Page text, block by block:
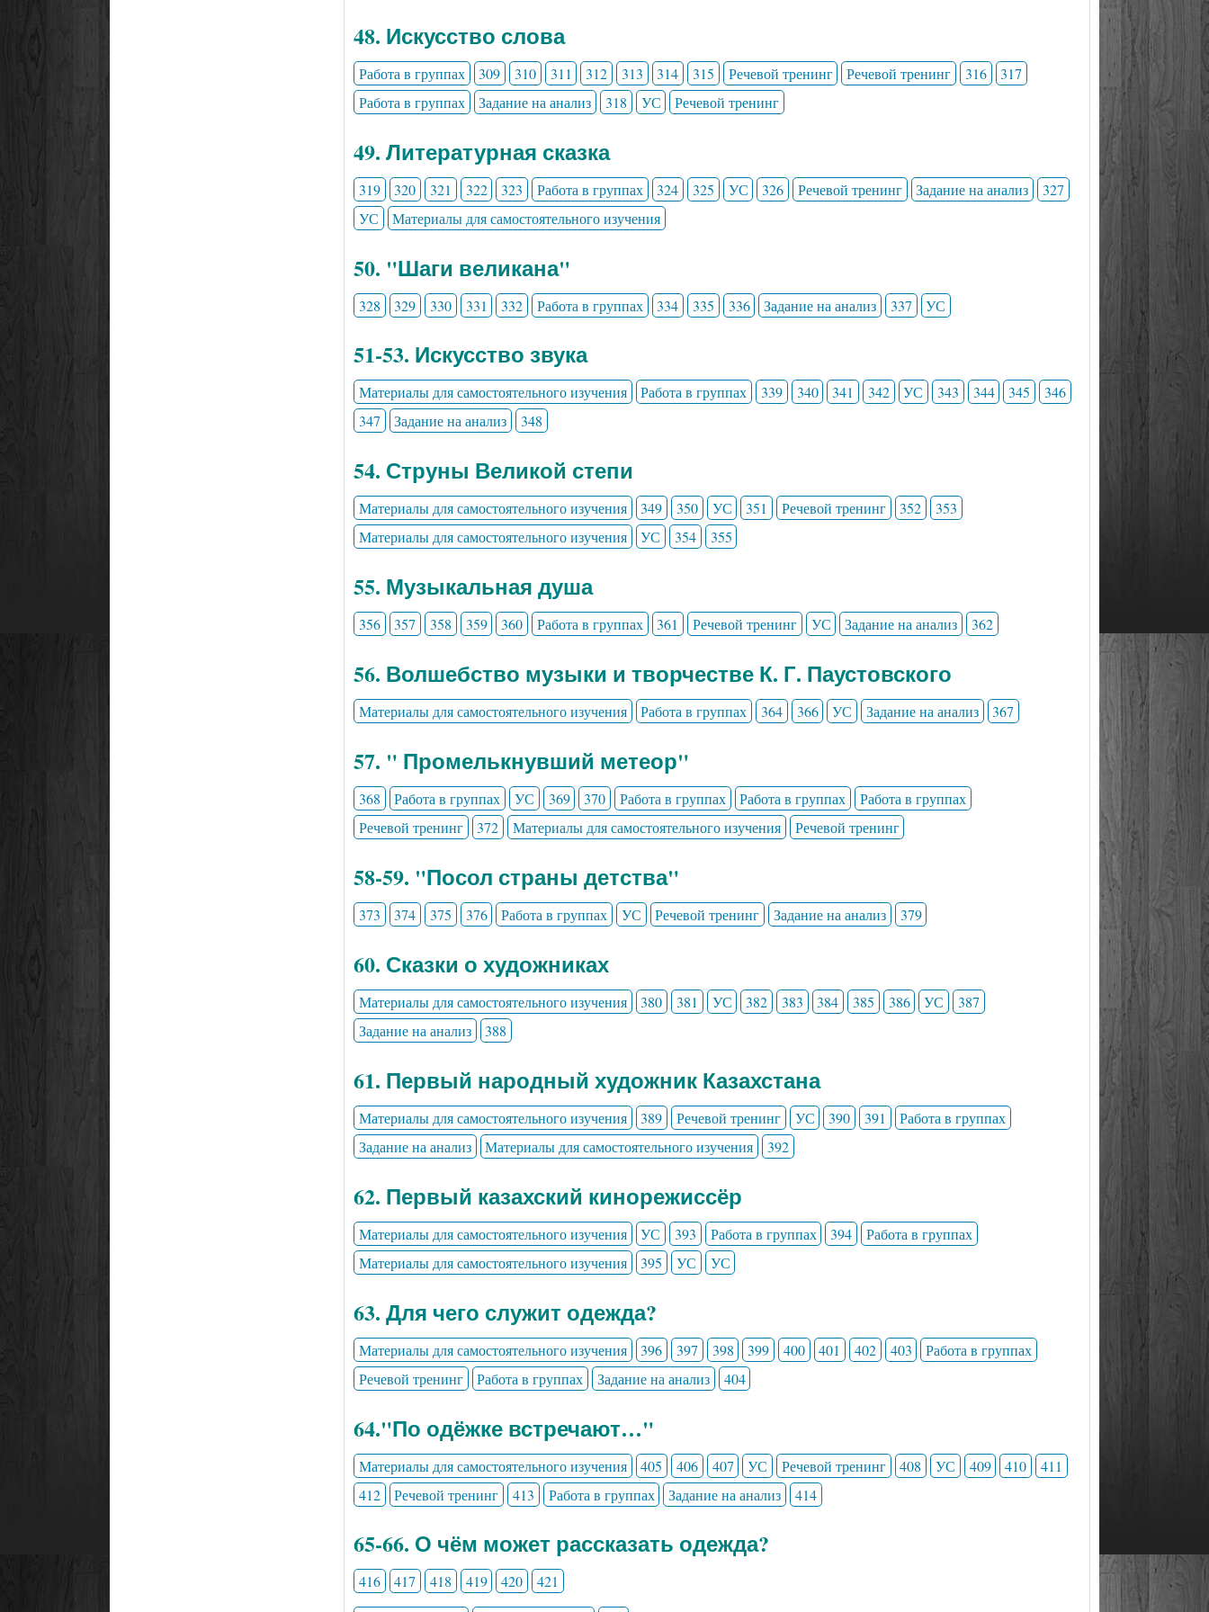
48. Искусство слова
Работа в группах 309 310 311 312 313 314 315 Речевой тренинг Речевой тренинг 316
317
Работа в группах
Задание на анализ 318 УС Речевой тренинг
49. Литературная сказка
319 320 321 322 323 Работа в группах 324 325 УС 326 Речевой тренинг Задание на анализ
327
УС
Материалы для самостоятельного изучения
50. "Шаги великана"
328 329 330 331 332 Работа в группах 334 335 336 Задание на анализ 337 УС
51-53. Искусство звука
Материалы для самостоятельного изучения Работа в группах 339 340 341 342 УС 343 344 345
346
347
Задание на анализ 348
54. Струны Великой степи
Материалы для самостоятельного изучения 349 350 УС 351 Речевой тренинг 352
353
Материалы для самостоятельного изучения
УС 354 355
55. Музыкальная душа
356 357 358 359 360 Работа в группах 361 Речевой тренинг УС Задание на анализ 362
56. Волшебство музыки и творчестве К. Г. Паустовского
Материалы для самостоятельного изучения Работа в группах 364 366 УС Задание на анализ 367
57. " Промелькнувший метеор"
368 Работа в группах УС 369 370 Работа в группах Работа в группах
Работа в группах
Речевой тренинг
372 Материалы для самостоятельного изучения Речевой тренинг
58-59. "Посол страны детства"
373 374 375 376 Работа в группах УС Речевой тренинг Задание на анализ 379
60. Сказки о художниках
Материалы для самостоятельного изучения 380 381 УС 382 383 384 385 386 УС
387
Задание на анализ
388
61. Первый народный художник Казахстана
Материалы для самостоятельного изучения 389 Речевой тренинг УС 390 391
Работа в группах
Задание на анализ
Материалы для самостоятельного изучения 392
62. Первый казахский кинорежиссёр
Материалы для самостоятельного изучения УС 393 Работа в группах 394
Работа в группах
Материалы для самостоятельного изучения
395 УС УС
63. Для чего служит одежда?
Материалы для самостоятельного изучения 396 397 398 399 400 401 402 403
Работа в группах
Речевой тренинг
Работа в группах Задание на анализ 404
64."По одёжке встречают…"
Материалы для самостоятельного изучения 405 406 407 УС Речевой тренинг 408 УС 409 410
411
412
Речевой тренинг 413 Работа в группах Задание на анализ 414
65-66. О чём может рассказать одежда?
416 417 418 419 420
421